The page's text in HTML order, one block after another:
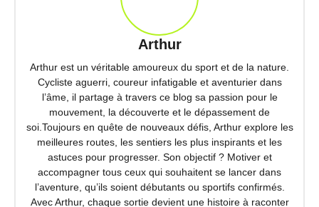
Arthur
Arthur est un véritable amoureux du sport et de la nature.
Cycliste aguerri, coureur infatigable et aventurier dans
l’âme, il partage à travers ce blog sa passion pour le
mouvement, la découverte et le dépassement de
soi.Toujours en quête de nouveaux défis, Arthur explore les
meilleures routes, les sentiers les plus inspirants et les
astuces pour progresser. Son objectif ? Motiver et
accompagner tous ceux qui souhaitent se lancer dans
l’aventure, qu’ils soient débutants ou sportifs confirmés.
Avec Arthur, chaque sortie devient une histoire à raconter